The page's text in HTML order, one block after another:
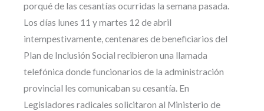
porqué de las cesantías ocurridas la semana pasada.
Los días lunes 11 y martes 12 de abril
intempestivamente, centenares de beneficiarios del
Plan de Inclusión Social recibieron una llamada
telefónica donde funcionarios de la administración
provincial les comunicaban su cesantía. En
Legisladores radicales solicitaron al Ministerio de